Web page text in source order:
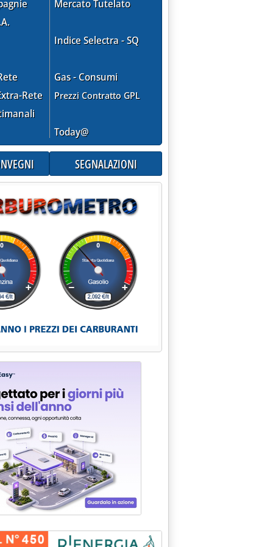
Rete
Mercato Tutelato
Indice Selectra - SQ
Gas - Consumi
Prezzi Contratto GPL
Today@
SEGNALAZIONI